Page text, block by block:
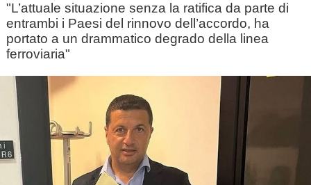
"L’attuale situazione senza la ratifica da parte di
entrambi i Paesi del rinnovo dell’accordo, ha
portato a un drammatico degrado della linea
ferroviaria"